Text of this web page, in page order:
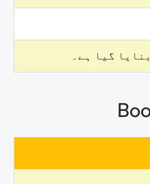
گیا ہے۔